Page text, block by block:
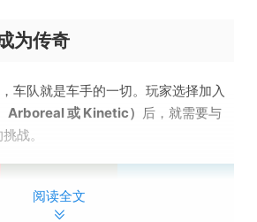
为传奇
车队就是车手的一切。玩家选择加入
Arboreal 或 Kinetic） 后，就需要与
战。
阅读全文